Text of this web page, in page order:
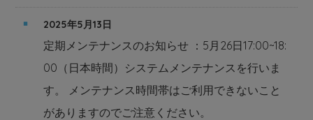
2025年5月13日
定期メンテナンスのお知らせ ：5月26日17:00~18:
00（日本時間）システムメンテナンスを行いま
す。 メンテナンス時間帯はご利用できないこと
がありますのでご注意ください。